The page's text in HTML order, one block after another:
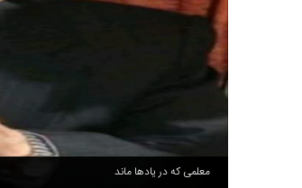
معلمی که در یادها ماند